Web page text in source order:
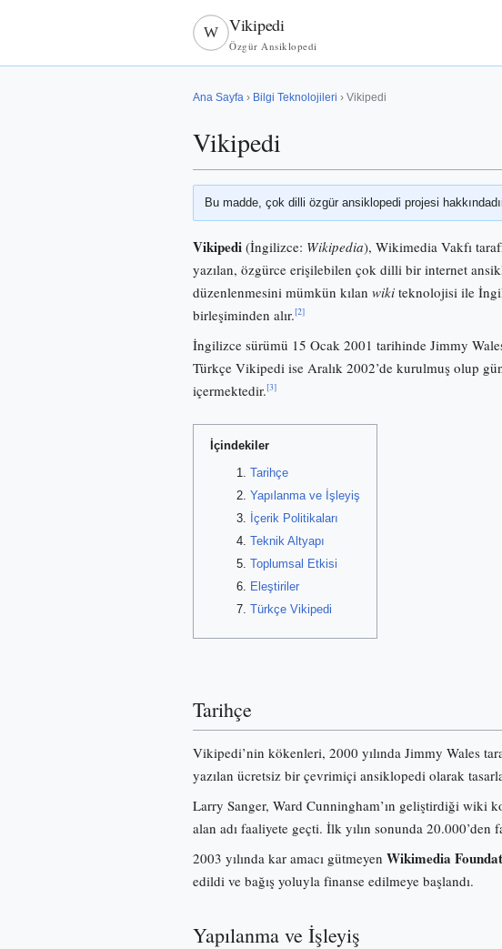
W Vikipedi
Özgür Ansiklopedi
Ana Sayfa › Bilgi Teknolojileri › Vikipedi
Vikipedi
Bu madde, çok dilli özgür ansiklopedi projesi
Vikipedi (İngilizce: Wikipedia), Wikimedia Vakfı
yazılan, özgürce erişilebilen çok dilli bir internet
düzenlenmesini mümkün kılan wiki teknolojisi ile
birleşiminden alır.[2]
İngilizce sürümü 15 Ocak 2001 tarihinde Jimmy
Türkçe Vikipedi ise Aralık 2002’de kurulmuş olup
içermektedir.[3]
İçindekiler
Tarihçe
Yapılanma ve İşleyiş
İçerik Politikaları
Teknik Altyapı
Toplumsal Etkisi
Eleştiriler
Türkçe Vikipedi
Tarihçe
Vikipedi’nin kökenleri, 2000 yılında Jimmy Wales
yazılan ücretsiz bir çevrimiçi ansiklopedi olarak
Larry Sanger, Ward Cunningham’ın geliştirdiği wiki
alan adı faaliyete geçti. İlk yılın sonunda
2003 yılında kar amacı gütmeyen Wikimedia
edildi ve bağış yoluyla finanse edilmeye başlandı.
Yapılanma ve İşleyiş